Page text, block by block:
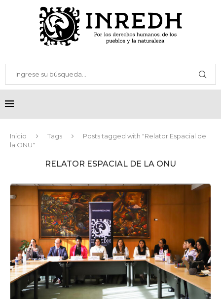
Inicio Tags
Posts tagged with "Relator Espacial de
la ONU"
RELATOR ESPACIAL DE LA ONU